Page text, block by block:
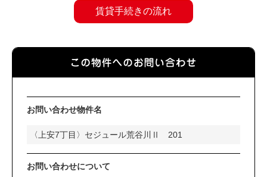
賃貸手続きの流れ
お問い合わせ物件名
お問い合わせについて